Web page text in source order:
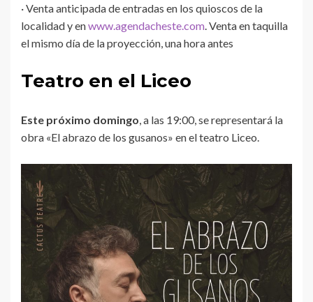
· Venta anticipada de entradas en los quioscos de la
localidad y enwww.agendacheste.com. Venta en taquilla
el mismo día de la proyección, una hora antes
Teatro en el Liceo
Este próximo domingo, a las 19:00, se representará la
obra «El abrazo de los gusanos» en el teatro Liceo.